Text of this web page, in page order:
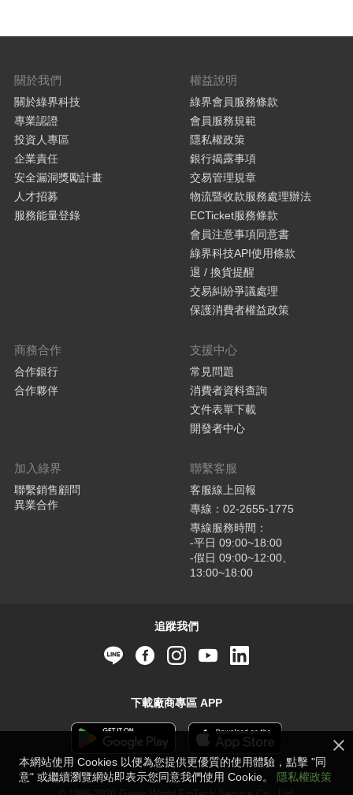
關於我們
關於綠界科技
專業認證
投資人專區
企業責任
安全漏洞獎勵計畫
人才招募
服務能量登錄
權益說明
綠界會員服務條款
會員服務規範
隱私權政策
銀行揭露事項
交易管理規章
物流暨收款服務處理辦法
ECTicket服務條款
會員注意事項同意書
綠界科技API使用條款
退 / 換貨提醒
交易糾紛爭議處理
保護消費者權益政策
商務合作
合作銀行
合作夥伴
支援中心
常見問題
消費者資料查詢
文件表單下載
開發者中心
加入綠界
聯繫銷售顧問
異業合作
聯繫客服
客服線上回報
專線：02-2655-1775
專線服務時間：
-平日 09:00~18:00
-假日 09:00~12:00、
13:00~18:00
追蹤我們
下載廠商專區 APP
本網站使用 Cookies 以便為您提供更優質的使用體驗，點擊 "同
意" 或繼續瀏覽網站即表示您同意我們使用 Cookie。
隱私權政策